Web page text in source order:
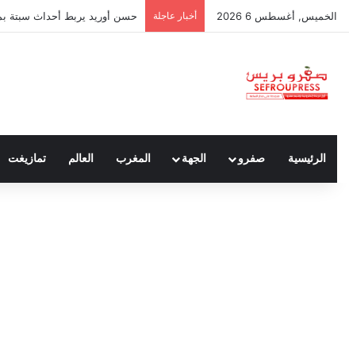
الخميس, أغسطس 6 2026 أخبار عاجلة حسن أوريد يربط أحداث سبتة
الرئيسية صفرو الجهة المغرب العالم تمازيغت